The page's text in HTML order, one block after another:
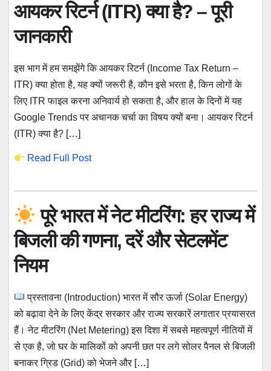
आयकर रिटर्न (ITR) क्या है? – पूरी
जानकारी
इस भाग में हम समझेंगे कि आयकर रिटर्न (Income Tax Return –
ITR) क्या होता है, यह क्यों जरूरी है, कौन इसे भरता है, किन लोगों के
लिए ITR फाइल करना अनिवार्य हो सकता है, और हाल के दिनों में यह
Google Trends पर अचानक चर्चा का विषय क्यों बना। आयकर रिटर्न
(ITR) क्या है? […]
Read Full Post
पूरे भारत में नेट मीटरिंग: हर राज्य में
बिजली की गणना, दरें और सेटलमेंट
नियम
प्रस्तावना (Introduction) भारत में सौर ऊर्जा (Solar Energy)
को बढ़ावा देने के लिए केंद्र सरकार और राज्य सरकारें लगातार प्रयासरत
हैं। नेट मीटरिंग (Net Metering) इस दिशा में सबसे महत्वपूर्ण नीतियों में
से एक है, जो घर के मालिकों को अपनी छत पर लगे सोलर पैनल से बिजली
बनाकर ग्रिड (Grid) को भेजने और […]